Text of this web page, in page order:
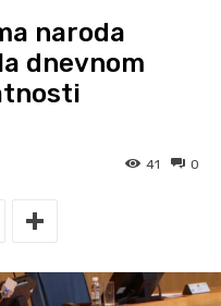
naroda
dnevnom
0
41